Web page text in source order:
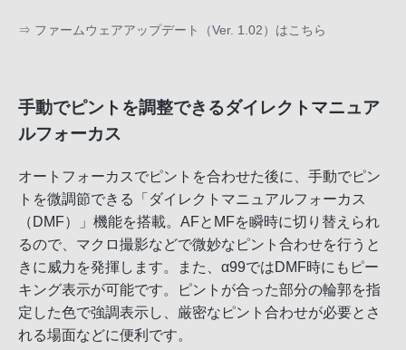
⇒ ファームウェアアップデート（Ver. 1.02）はこちら
手動でピントを調整できるダイレクトマニュア
ルフォーカス
オートフォーカスでピントを合わせた後に、手動でピン
トを微調節できる「ダイレクトマニュアルフォーカス
（DMF）」機能を搭載。AFとMFを瞬時に切り替えられ
るので、マクロ撮影などで微妙なピント合わせを行うと
きに威力を発揮します。また、α99ではDMF時にもピー
キング表示が可能です。ピントが合った部分の輪郭を指
定した色で強調表示し、厳密なピント合わせが必要とさ
れる場面などに便利です。